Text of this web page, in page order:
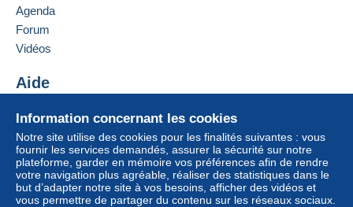
Information concernant les cookies
Notre site utilise des cookies pour les finalités suivantes : vous
fournir les services demandés, assurer la sécurité sur notre
plateforme, garder en mémoire vos préférences afin de rendre
votre navigation plus agréable, réaliser des statistiques dans le
but d’adapter notre site à vos besoins, afficher des vidéos et
vous permettre de partager du contenu sur les réseaux sociaux.
Agenda
Forum
Vidéos
Aide
Acheter sur Delcampe
Vendre sur Delcampe
Un site sécurisé